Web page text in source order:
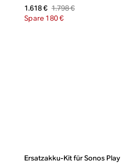
1.618 € 1.798 €
Spare 180 €
Ersatzakku-Kit für Sonos Play